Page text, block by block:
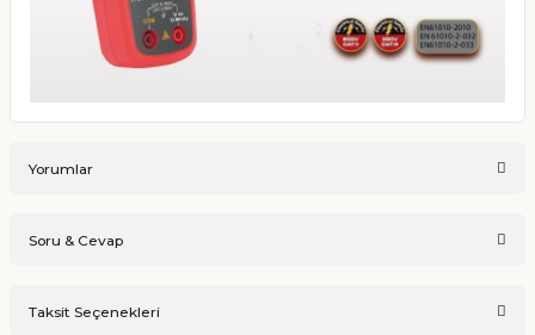
Yorumlar
Soru & Cevap
Taksit Seçenekleri